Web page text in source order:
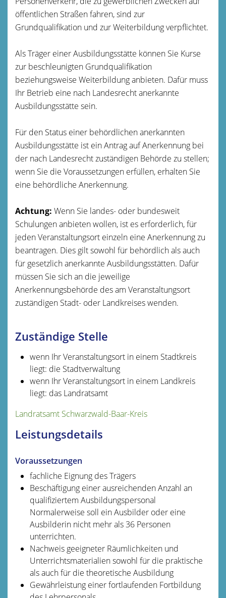
öffentlichen Straßen fahren, sind zur
Grundqualifikation und zur Weiterbildung verpflichtet.
Als Träger einer Ausbildungsstätte können Sie Kurse
zur beschleunigten Grundqualifikation
beziehungsweise Weiterbildung anbieten. Dafür muss
Ihr Betrieb eine nach Landesrecht anerkannte
Ausbildungsstätte sein.
Für den Status einer behördlichen anerkannten
Ausbildungsstätte ist ein Antrag auf Anerkennung bei
der nach Landesrecht zuständigen Behörde zu stellen;
wenn Sie die Voraussetzungen erfüllen, erhalten Sie
eine behördliche Anerkennung.
Achtung: Wenn Sie landes- oder bundesweit
Schulungen anbieten wollen, ist es erforderlich, für
jeden Veranstaltungsort einzeln eine Anerkennung zu
beantragen. Dies gilt sowohl für behördlich als auch
für gesetzlich anerkannte Ausbildungsstätten. Dafür
müssen Sie sich an die jeweilige
Anerkennungsbehörde des am Veranstaltungsort
zuständigen Stadt- oder Landkreises wenden.
Zuständige Stelle
wenn Ihr Veranstaltungsort in einem Stadtkreis
liegt: die Stadtverwaltung
wenn Ihr Veranstaltungsort in einem Landkreis
liegt: das Landratsamt
Landratsamt Schwarzwald-Baar-Kreis
Leistungsdetails
Voraussetzungen
fachliche Eignung des Trägers
Beschäftigung einer ausreichenden Anzahl an
qualifiziertem Ausbildungspersonal
Normalerweise soll ein Ausbilder oder eine
Ausbilderin nicht mehr als 36 Personen
unterrichten.
Nachweis geeigneter Räumlichkeiten und
Unterrichtsmaterialien sowohl für die praktische
als auch für die theoretische Ausbildung
Gewährleistung einer fortlaufenden Fortbildung